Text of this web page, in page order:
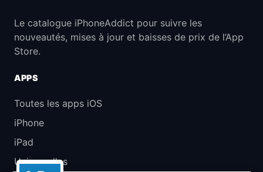
Le catalogue iPhoneAddict pour suivre les
nouveautés, mises à jour et baisses de prix de l’App
Store.
APPS
Toutes les apps iOS
iPhone
iPad
Universelles